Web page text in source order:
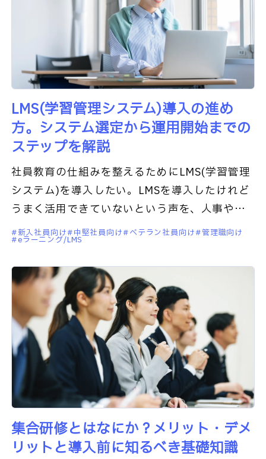
LMS(学習管理システム)導入の進め
方。システム選定から運用開始までの
ステップを解説
社員教育の仕組みを整えるためにLMS(学習管理
システム)を導入したい。LMSを導入したけれど
うまく活用できていないという声を、人事や教
育の現場で耳にします。LMSを導入する際、機
能の多さだけでツー
新入社員向け 中堅社員向け ベテラン社員向け 管理職向け
eラーニング/LMS
集合研修とはなにか？メリット・デメ
リットと導入前に知るべき基礎知識